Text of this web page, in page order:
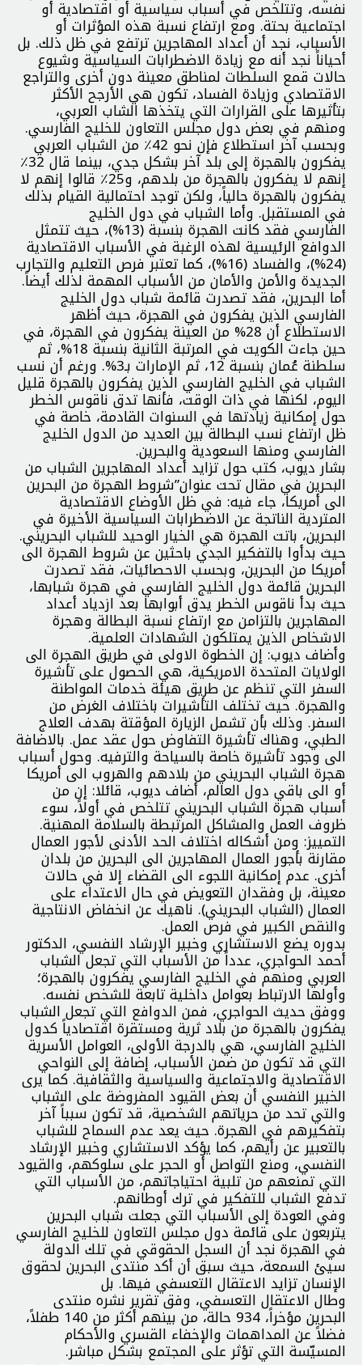
نفسه، وتتلخص في أسباب سياسية أو اقتصادية أو
اجتماعية بحتة. ومع ارتفاع نسبة هذه المؤثرات أو
الأسباب، نجد أن أعداد المهاجرين ترتفع في ظل ذلك. بل
أحياناً نجد أنه مع زيادة الاضطرابات السياسية وشيوع
حالات قمع السلطات لمناطق معينة دون أخرى والتراجع
الاقتصادي وزيادة الفساد، تكون هي الأرجح الأكثر
بتأثيرها على القرارات التي يتخذها الشاب العربي،
ومنهم في بعض دول مجلس التعاون للخليج الفارسي.
وبحسب آخر استطلاع فإن نحو 42٪ من الشباب العربي
يفكرون بالهجرة إلى بلد آخر بشكل جدي، بينما قال 32٪
إنهم لا يفكرون بالهجرة من بلدهم، و25٪ قالوا إنهم لا
يفكرون بالهجرة حالياً، ولكن توجد احتمالية القيام بذلك
في المستقبل. وأما الشباب في دول الخليج
الفارسي فقد كانت الهجرة بنسبة (13%)، حيث تتمثل
الدوافع الرئيسية لهذه الرغبة في الأسباب الاقتصادية
(24%)، والفساد (16%)، كما تعتبر فرص التعليم والتجارب
الجديدة والأمن والأمان من الأسباب المهمة لذلك أيضاً.
أما البحرين، فقد تصدرت قائمة شباب دول الخليج
الفارسي الذين يفكرون في الهجرة، حيث أظهر
الاستطلاع أن 28% من العينة يفكرون في الهجرة، في
حين جاءت الكويت في المرتبة الثانية بنسبة 18%، ثم
سلطنة عُمان بنسبة 12، ثم الإمارات بـ3%. ورغم أن نسب
الشباب في الخليج الفارسي الذين يفكرون بالهجرة قليل
اليوم، لكنها في ذات الوقت، فأنها تدق ناقوس الخطر
حول إمكانية زيادتها في السنوات القادمة، خاصة في
ظل ارتفاع نسب البطالة بين العديد من الدول الخليج
الفارسي ومنها السعودية والبحرين.
بشار ديوب، كتب حول تزايد أعداد المهاجرين الشباب من
البحرين في مقال تحت عنوان”شروط الهجرة من البحرين
الى أمريكا، جاء فيه: في ظل الأوضاع الاقتصادية
المتردية الناتجة عن الاضطرابات السياسية الأخيرة في
البحرين، باتت الهجرة هي الخيار الوحيد للشباب البحريني.
حيث بدأوا بالتفكير الجدي باحثين عن شروط الهجرة الى
أمريكا من البحرين، وبحسب الاحصائيات، فقد تصدرت
البحرين قائمة دول الخليج الفارسي في هجرة شبابها،
حيث بدأ ناقوس الخطر يدق أبوابها بعد ازدياد أعداد
المهاجرين بالتزامن مع ارتفاع نسبة البطالة وهجرة
الاشخاص الذين يمتلكون الشهادات العلمية.
وأضاف ديوب: إن الخطوة الاولى في طريق الهجرة الى
الولايات المتحدة الامريكية، هي الحصول على تأشيرة
السفر التي تنظم عن طريق هيئة خدمات المواطنة
والهجرة. حيث تختلف التأشيرات باختلاف الغرض من
السفر. وذلك بأن تشمل الزيارة المؤقتة بهدف العلاج
الطبي، وهناك تأشيرة التفاوض حول عقد عمل. بالاضافة
الى وجود تأشيرة خاصة بالسياحة والترفيه. وحول أسباب
هجرة الشباب البحريني من بلادهم والهروب الى أمريكا
أو الى باقي دول العالم، أضاف ديوب، قائلا: إن من
أسباب هجرة الشباب البحريني تتلخص في أولاً، سوء
ظروف العمل والمشاكل المرتبطة بالسلامة المهنية.
التمييز: ومن أشكاله اختلاف الحد الأدنى لأجور العمال
مقارنة بأجور العمال المهاجرين الى البحرين من بلدان
أخرى. عدم إمكانية اللجوء الى القضاء إلا في حالات
معينة، بل وفقدان التعويض في حال الاعتداء على
العمال (الشباب البحريني). ناهيك عن انخفاض الانتاجية
والنقص الكبير في فرص العمل.
بدوره يضع الاستشاري وخبير الإرشاد النفسي، الدكتور
أحمد الحواجري، عدداً من الأسباب التي تجعل الشباب
العربي ومنهم في الخليج الفارسي يفكرون بالهجرة؛
وأولها الارتباط بعوامل داخلية تابعة للشخص نفسه.
ووفق حديث الحواجري، فمن الدوافع التي تجعل الشباب
يفكرون بالهجرة من بلاد ثرية ومستقرة اقتصادياً كدول
الخليج الفارسي، هي بالدرجة الأولى، العوامل الأسرية
التي قد تكون من ضمن الأسباب، إضافة إلى النواحي
الاقتصادية والاجتماعية والسياسية والثقافية. كما يرى
الخبير النفسي أن بعض القيود المفروضة على الشباب
والتي تحد من حرياتهم الشخصية، قد تكون سبباً آخر
بتفكيرهم في الهجرة. حيث يعد عدم السماح للشباب
بالتعبير عن رأيهم، كما يؤكد الاستشاري وخبير الإرشاد
النفسي، ومنع التواصل أو الحجر على سلوكهم، والقيود
التي تمنعهم من تلبية احتياجاتهم، من الأسباب التي
تدفع الشباب للتفكير في ترك أوطانهم.
وفي العودة إلى الأسباب التي جعلت شباب البحرين
يتربعون على قائمة دول مجلس التعاون للخليج الفارسي
في الهجرة نجد أن السجل الحقوقي في تلك الدولة
سيئ السمعة، حيث سبق أن أكد منتدى البحرين لحقوق
الإنسان تزايد الاعتقال التعسفي فيها. بل
وطال الاعتقال التعسفي، وفق تقرير نشره منتدى
البحرين مؤخراً، 934 حالة، من بينهم أكثر من 140 طفلاً،
فضلاً عن المداهمات والإخفاء القسري والأحكام
المسيّسة التي تؤثر على المجتمع بشكل مباشر.